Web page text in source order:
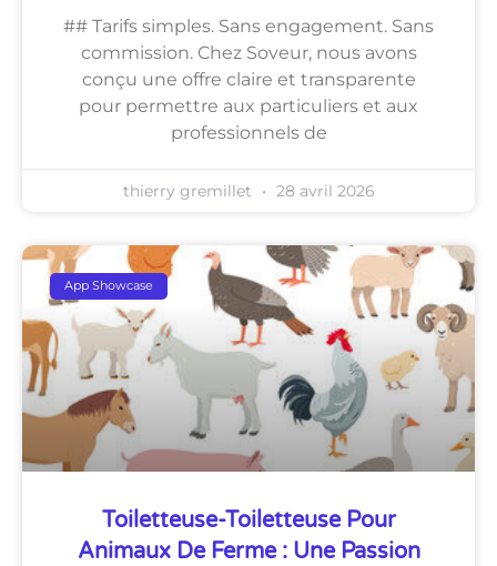
## Tarifs simples. Sans engagement. Sans
commission. Chez Soveur, nous avons
conçu une offre claire et transparente
pour permettre aux particuliers et aux
professionnels de
thierry gremillet 28 avril 2026
App Showcase
Toiletteuse-Toiletteuse Pour
Animaux De Ferme : Une Passion